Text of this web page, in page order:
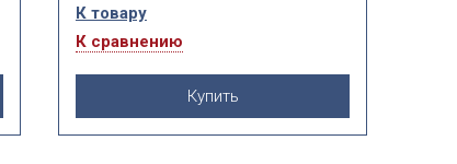
К товару
К сравнению
Купить